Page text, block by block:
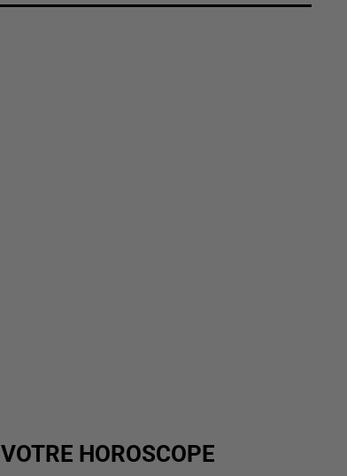
VOTRE HOROSCOPE